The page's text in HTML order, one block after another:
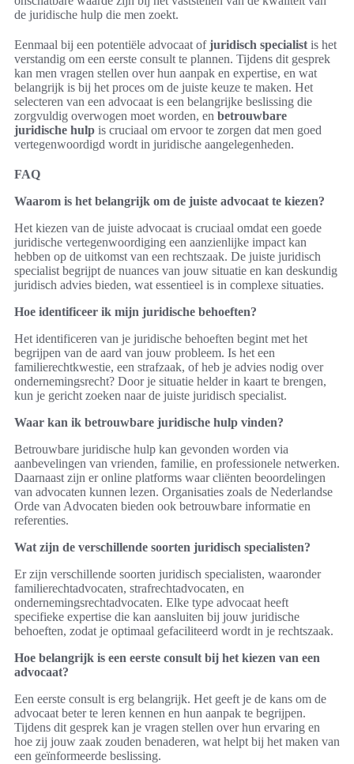
de juridische hulp die men zoekt.
Eenmaal bij een potentiële advocaat ofjuridisch specialist is het
verstandig om een eerste consult te plannen. Tijdens dit gesprek
kan men vragen stellen over hun aanpak en expertise, en wat
belangrijk is bij het proces om de juiste keuze te maken. Het
selecteren van een advocaat is een belangrijke beslissing die
zorgvuldig overwogen moet worden, en betrouwbare
juridische hulp is cruciaal om ervoor te zorgen dat men goed
vertegenwoordigd wordt in juridische aangelegenheden.
FAQ
Waarom is het belangrijk om de juiste advocaat te kiezen?
Het kiezen van de juiste advocaat is cruciaal omdat een goede
juridische vertegenwoordiging een aanzienlijke impact kan
hebben op de uitkomst van een rechtszaak. De juiste juridisch
specialist begrijpt de nuances van jouw situatie en kan deskundig
juridisch advies bieden, wat essentieel is in complexe situaties.
Hoe identificeer ik mijn juridische behoeften?
Het identificeren van je juridische behoeften begint met het
begrijpen van de aard van jouw probleem. Is het een
familierechtkwestie, een strafzaak, of heb je advies nodig over
ondernemingsrecht? Door je situatie helder in kaart te brengen,
kun je gericht zoeken naar de juiste juridisch specialist.
Waar kan ik betrouwbare juridische hulp vinden?
Betrouwbare juridische hulp kan gevonden worden via
aanbevelingen van vrienden, familie, en professionele netwerken.
Daarnaast zijn er online platforms waar cliënten beoordelingen
van advocaten kunnen lezen. Organisaties zoals de Nederlandse
Orde van Advocaten bieden ook betrouwbare informatie en
referenties.
Wat zijn de verschillende soorten juridisch specialisten?
Er zijn verschillende soorten juridisch specialisten, waaronder
familierechtadvocaten, strafrechtadvocaten, en
ondernemingsrechtadvocaten. Elke type advocaat heeft
specifieke expertise die kan aansluiten bij jouw juridische
behoeften, zodat je optimaal gefaciliteerd wordt in je rechtszaak.
Hoe belangrijk is een eerste consult bij het kiezen van een
advocaat?
Een eerste consult is erg belangrijk. Het geeft je de kans om de
advocaat beter te leren kennen en hun aanpak te begrijpen.
Tijdens dit gesprek kan je vragen stellen over hun ervaring en
hoe zij jouw zaak zouden benaderen, wat helpt bij het maken van
een geïnformeerde beslissing.